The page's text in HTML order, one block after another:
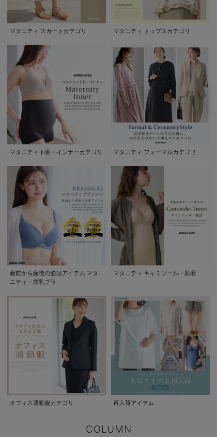
マタニティ スカートカテゴリ マタニティ トップスカテゴリ
マタニティ下着・インナーカテゴリ マタニティ フォーマルカテゴリ
産前から産後の必須アイテム マタ
ニティ・授乳ブラ
マタニティ キャミソール・肌着
オフィス通勤服カテゴリ 再入荷アイテム
COLUMN